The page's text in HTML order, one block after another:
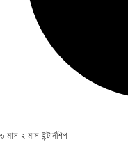
৬ মাস ২ মাস ইন্টার্নশিপ